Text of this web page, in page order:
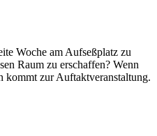
Woche am Aufseßplatz zu
Raum zu erschaffen? Wenn
kommt zur Auftaktveranstaltung.